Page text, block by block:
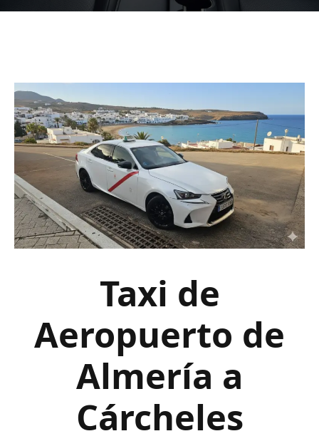
Taxi de
Aeropuerto de
Almería a
Cárcheles